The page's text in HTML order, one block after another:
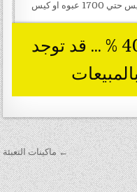
← ماكينات التعبئة